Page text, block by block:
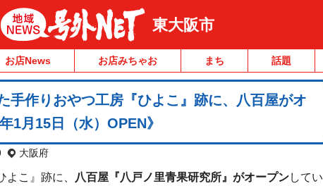
東大阪市
お店News お店みちゃお まち 話題
手作りおやつ工房『ひよこ』跡に、八百屋がオ
1月15日（水）OPEN》
大阪府
こ』跡に、 八百屋『八戸ノ里青果研究所』がオープンしてい